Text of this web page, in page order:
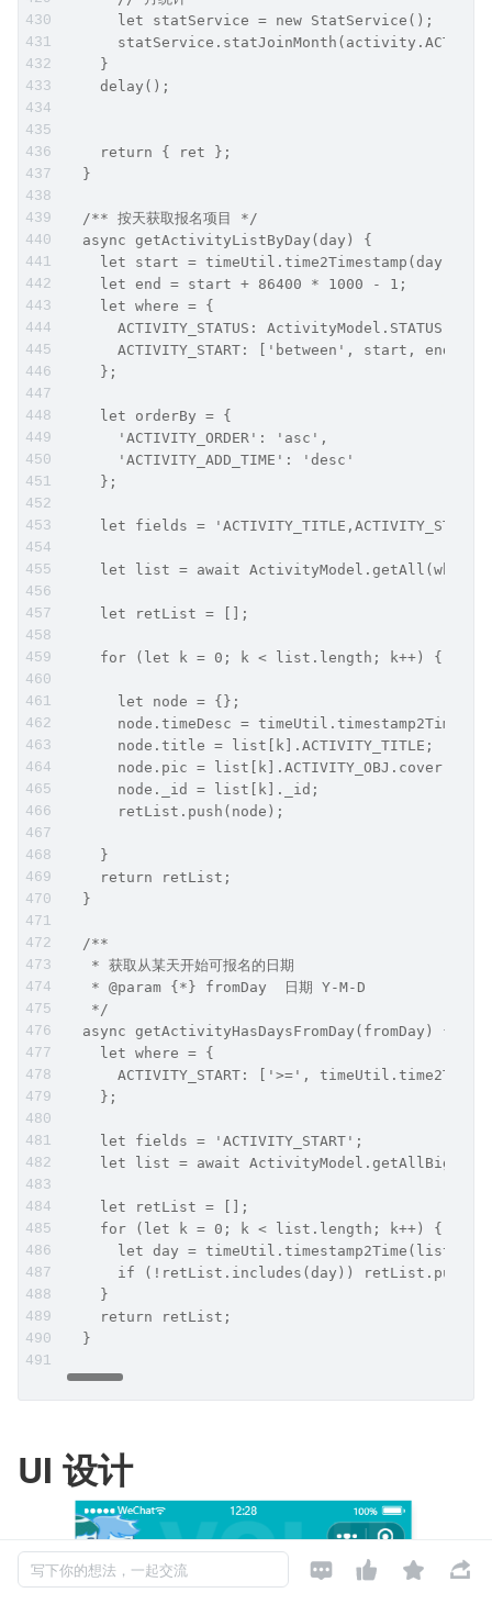
      let statService = new StatService();
    }
    delay();
    return { ret };
  }
  /** 按天获取报名项目 */
  async getActivityListByDay(day) {
    let start = timeUtil.time2Timestamp(day);
    let end = start + 86400 * 1000 - 1;
    let where = {
ACTIVITY_STATUS:
      ACTIVITY_START: ['between', start, end],
    };
    let orderBy = {
      'ACTIVITY_ORDER': 'asc',
      'ACTIVITY_ADD_TIME': 'desc'
    };
let fields =
let list = await
    let retList = [];
    for (let k = 0; k < list.length; k++) {
      let node = {};
node.timeDesc =
      node.title = list[k].ACTIVITY_TITLE;
      node.pic = list[k].ACTIVITY_OBJ.cover[0];
      node._id = list[k]._id;
      retList.push(node);
    }
    return retList;
  }
  /**
   * 获取从某天开始可报名的日期
   * @param {*} fromDay  日期 Y-M-D
   */
  async getActivityHasDaysFromDay(fromDay) {
    let where = {
ACTIVITY_START: ['>=',
    };
    let fields = 'ACTIVITY_START';
let list = await
    let retList = [];
    for (let k = 0; k < list.length; k++) {
let day =
if (!retList.includes(day))
    }
    return retList;
  }
UI 设计
写下你的想法，一起交流    